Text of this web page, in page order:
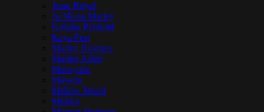
Jesse Royal
Jo Mersa Marley
Kabaka Pyramid
Kaya Fest
Marley Brothers
Marlon Asher
Matisyahu
Mavado
Mellow Mood
Mishka